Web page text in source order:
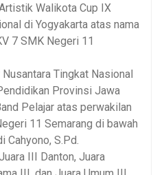
Walikota Cup IX
di Yogyakarta atas nama
7 SMK Negeri 11
Tingkat Nasional
Provinsi Jawa
Pelajar atas perwakilan
11 Semarang di bawah
Cahyono, S.Pd.
III Danton, Juara